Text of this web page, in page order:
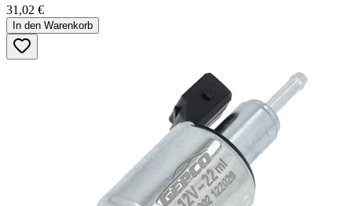
31,02 €
In den Warenkorb